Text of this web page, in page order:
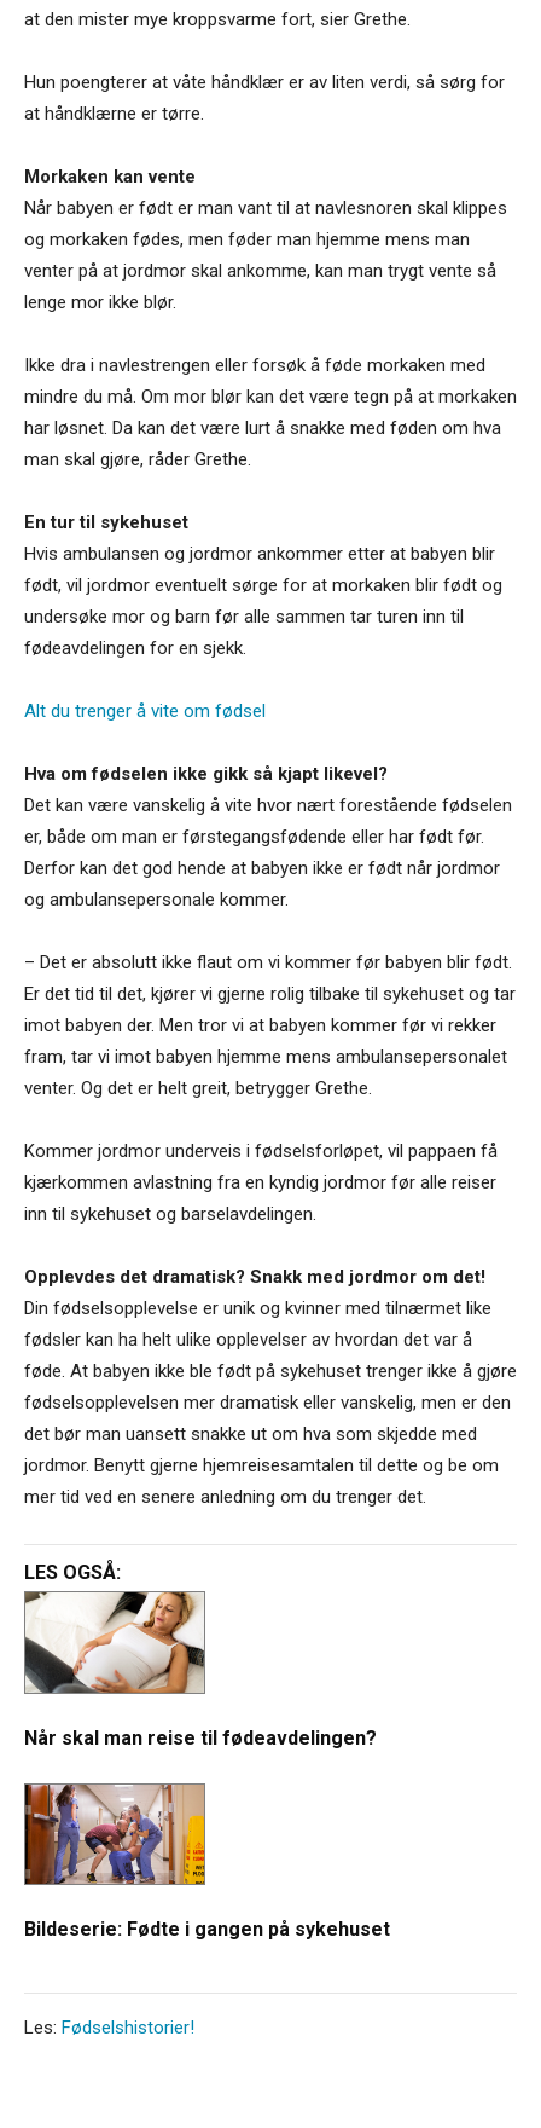
at den mister mye kroppsvarme fort, sier Grethe.
Hun poengterer at våte håndklær er av liten verdi, så sørg for
at håndklærne er tørre.
Morkaken kan vente
Når babyen er født er man vant til at navlesnoren skal klippes
og morkaken fødes, men føder man hjemme mens man
venter på at jordmor skal ankomme, kan man trygt vente så
lenge mor ikke blør.
Ikke dra i navlestrengen eller forsøk å føde morkaken med
mindre du må. Om mor blør kan det være tegn på at morkaken
har løsnet. Da kan det være lurt å snakke med føden om hva
man skal gjøre, råder Grethe.
En tur til sykehuset
Hvis ambulansen og jordmor ankommer etter at babyen blir
født, vil jordmor eventuelt sørge for at morkaken blir født og
undersøke mor og barn før alle sammen tar turen inn til
fødeavdelingen for en sjekk.
Alt du trenger å vite om fødsel
Hva om fødselen ikke gikk så kjapt likevel?
Det kan være vanskelig å vite hvor nært forestående fødselen
er, både om man er førstegangsfødende eller har født før.
Derfor kan det god hende at babyen ikke er født når jordmor
og ambulansepersonale kommer.
– Det er absolutt ikke flaut om vi kommer før babyen blir født.
Er det tid til det, kjører vi gjerne rolig tilbake til sykehuset og tar
imot babyen der. Men tror vi at babyen kommer før vi rekker
fram, tar vi imot babyen hjemme mens ambulansepersonalet
venter. Og det er helt greit, betrygger Grethe.
Kommer jordmor underveis i fødselsforløpet, vil pappaen få
kjærkommen avlastning fra en kyndig jordmor før alle reiser
inn til sykehuset og barselavdelingen.
Opplevdes det dramatisk? Snakk med jordmor om det!
Din fødselsopplevelse er unik og kvinner med tilnærmet like
fødsler kan ha helt ulike opplevelser av hvordan det var å
føde. At babyen ikke ble født på sykehuset trenger ikke å gjøre
fødselsopplevelsen mer dramatisk eller vanskelig, men er den
det bør man uansett snakke ut om hva som skjedde med
jordmor. Benytt gjerne hjemreisesamtalen til dette og be om
mer tid ved en senere anledning om du trenger det.
LES OGSÅ:
Når skal man reise til fødeavdelingen?
Bildeserie: Fødte i gangen på sykehuset
Les: Fødselshistorier!